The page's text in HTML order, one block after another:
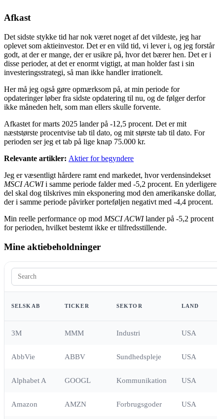
Afkast
Det sidste stykke tid har nok været noget af det vildeste, jeg har
oplevet som aktieinvestor. Det er en vild tid, vi lever i, og jeg forstår
godt, at der er mange, der er usikre på, hvor det bærer hen. Det er i
disse perioder, at det er enormt vigtigt, at man holder fast i sin
investeringsstrategi, så man ikke handler irrationelt.
Her må jeg også gøre opmærksom på, at min periode for
opdateringer løber fra sidste opdatering til nu, og de følger derfor
ikke måneden helt, som man ellers skulle forvente.
Afkastet for marts 2025 lander på -12,5 procent. Det er mit
næststørste procentvise tab til dato, og mit største tab til dato. For
perioden ser jeg et tab på lige knap 75.000 kr.
Relevante artikler: Aktier for begyndere
Jeg er væsentligt hårdere ramt end markedet, hvor verdensindekset
MSCI ACWIi samme periode falder med -5,2 procent. En yderligere
del skal dog tilskrives min eksponering mod den amerikanske dollar,
der i samme periode påvirker porteføljen negativt med -4,4 procent.
Min reelle performance op mod MSCI ACWIlander på -5,2 procent
for perioden, hvilket bestemt ikke er tilfredsstillende.
Mine aktiebeholdninger
SELSKAB TICKER SEKTOR LAND
3M MMM Industri USA
AbbVie ABBV Sundhedspleje USA
Alphabet A GOOGL Kommunikation USA
Amazon AMZN Forbrugsgoder USA